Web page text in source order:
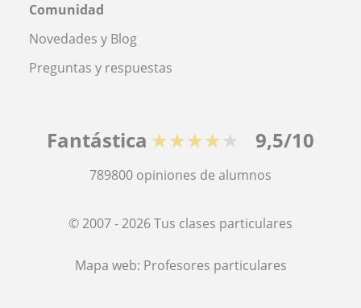
Comunidad
Novedades y Blog
Preguntas y respuestas
Fantástica ★★★★★ 9,5/10
789800 opiniones de alumnos
© 2007 - 2026 Tus clases particulares
Mapa web: Profesores particulares